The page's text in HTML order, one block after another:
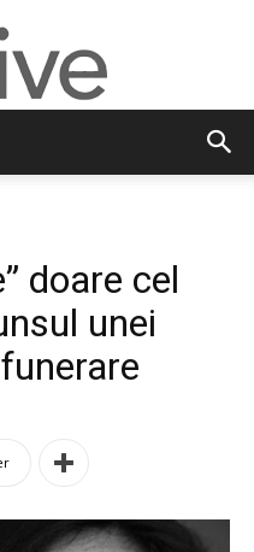
doare cel
unei